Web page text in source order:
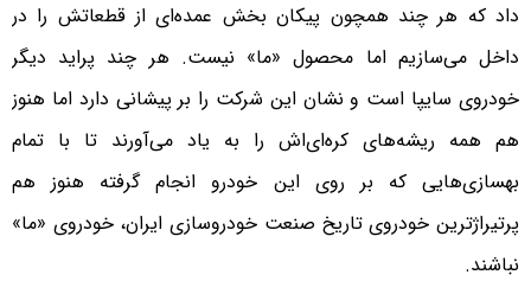
داد که هر چند همچون پیکان بخش عمده‌ای از قطعاتش را در
داخل می‌سازیم اما محصول «ما» نیست. هر چند پراید دیگر
خودروی سایپا است و نشان این شرکت را بر پیشانی دارد اما هنوز
هم همه ریشه‌های کره‌ای‌اش را به یاد می‌آورند تا با تمام
بهسازی‌هایی که بر روی این خودرو انجام گرفته هنوز هم
پرتیراژترین خودروی تاریخ صنعت خودروسازی ایران، خودروی «ما»
نباشند.